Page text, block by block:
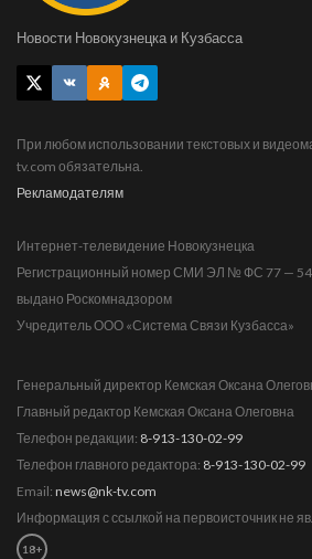
Новости Новокузнецка и Кузбасса
При любом использовании текстовых и
tv.com обязательна.
Рекламодателям
Интернет-телевидение Новокузнецка
Регистрационный номер СМИ ЭЛ № ФС 77 —
выдано Роскомнадзором
Учредитель ООО «Система Связи Кузбасса»
Генеральный директор Кемская Оксана
Главный редактор Кемская Оксана Олеговна
Телефон редакции: 8-913-130-02-99
Телефон главного редактора: 8-913-130-02-99
Email: news@nk-tv.com
Информация с ссылкой на первоисточник не
18+